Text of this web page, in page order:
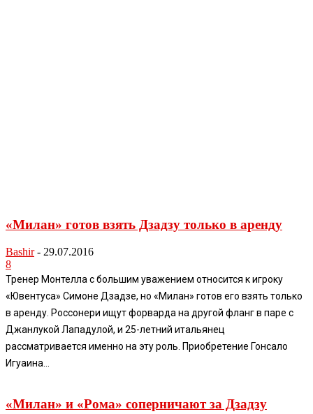
«Милан» готов взять Дзадзу только в аренду
Bashir - 29.07.2016
8
Тренер Монтелла с большим уважением относится к игроку
«Ювентуса» Симоне Дзадзе, но «Милан» готов его взять только
в аренду. Россонери ищут форварда на другой фланг в паре с
Джанлукой Лападулой, и 25-летний итальянец
рассматривается именно на эту роль. Приобретение Гонсало
Игуаина...
«Милан» и «Рома» соперничают за Дзадзу